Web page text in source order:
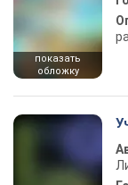
показать
обложку